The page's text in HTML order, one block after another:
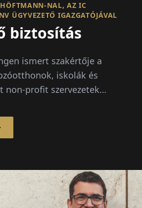
NAL, AZ IC
ÜGYVEZETŐ IGAZGATÓJÁVAL
biztosítás
ismert szakértője a
iskolák és
non-profit szervezetek